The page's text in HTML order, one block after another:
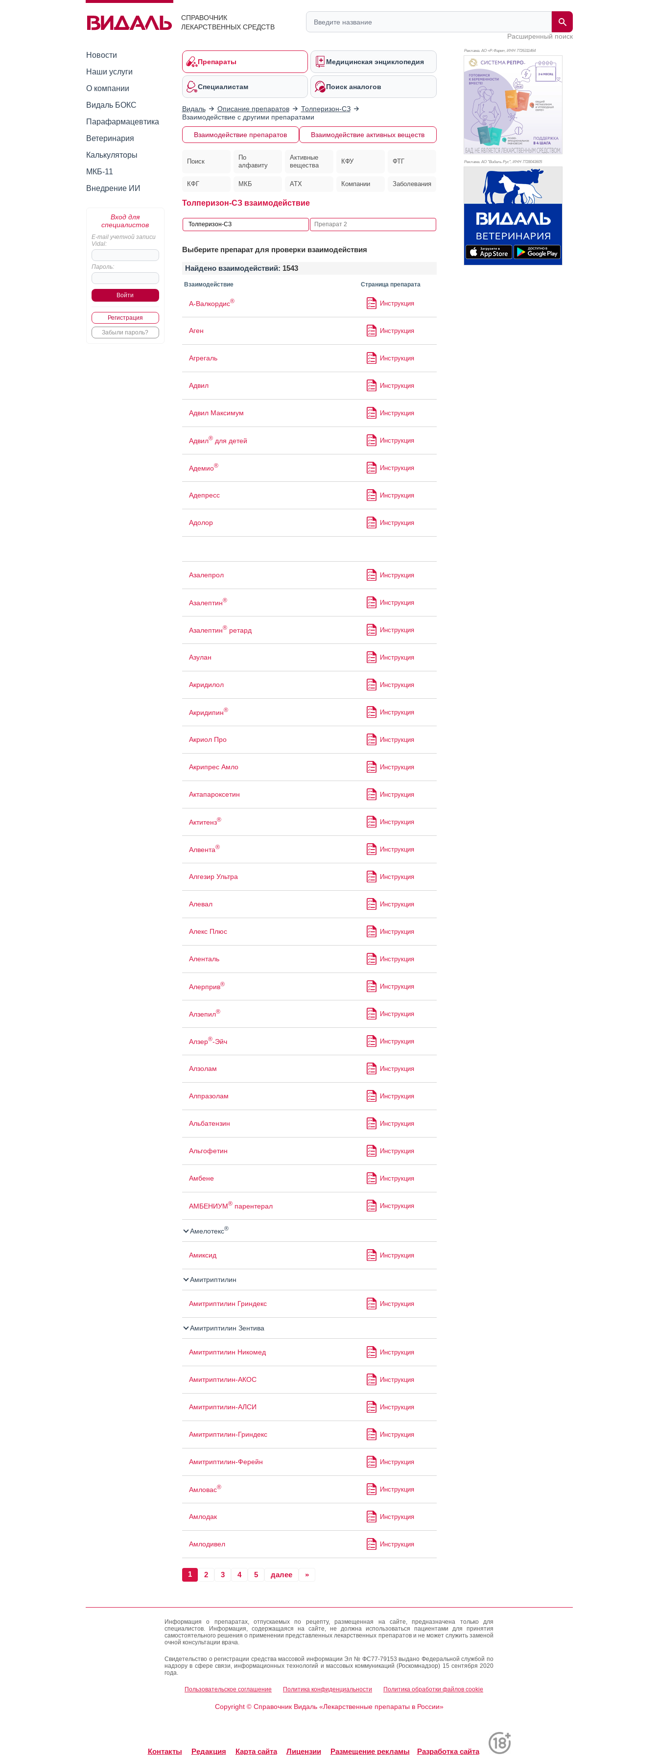
СПРАВОЧНИК
ЛЕКАРСТВЕННЫХ СРЕДСТВ
Расширенный поиск
Новости
Наши услуги
О компании
Видаль БОКС
Парафармацевтика
Ветеринария
Калькуляторы
МКБ-11
Внедрение ИИ
Вход для
специалистов
E-mail учетной записи
Vidal:
Пароль:
Регистрация
Забыли пароль?
Препараты Медицинская энциклопедия
Специалистам Поиск аналогов
Видаль Описание препаратов
Толперизон-СЗ
Взаимодействие с другими препаратами
Взаимодействие препаратов Взаимодействие активных веществ
Поиск
По
алфавиту
Активные
вещества
КФУ ФТГ
КФГ МКБ АТХ Компании Заболевания
Толперизон-СЗ взаимодействие
Выберите препарат для проверки взаимодействия
Найдено взаимодействий: 1543
Взаимодействие Страница препарата
А-Валкордис® Инструкция
Аген Инструкция
Агрегаль Инструкция
Адвил Инструкция
Адвил Максимум Инструкция
Адвил®для детей Инструкция
Адемио® Инструкция
Адепресс Инструкция
Адолор Инструкция
Азалепрол Инструкция
Азалептин® Инструкция
Азалептин®ретард Инструкция
Азулан Инструкция
Акридилол Инструкция
Акридипин® Инструкция
Акриол Про Инструкция
Акрипрес Амло Инструкция
Актапароксетин Инструкция
Актитенз® Инструкция
Алвента® Инструкция
Алгезир Ультра Инструкция
Алевал Инструкция
Алекс Плюс Инструкция
Аленталь Инструкция
Алерприв® Инструкция
Алзепил® Инструкция
Алзер®-Эйч Инструкция
Алзолам Инструкция
Алпразолам Инструкция
Альбатензин Инструкция
Альгофетин Инструкция
Амбене Инструкция
АМБЕНИУМ®парентерал Инструкция
Амелотекс®
Амиксид Инструкция
Амитриптилин
Амитриптилин Гриндекс Инструкция
Амитриптилин Зентива
Амитриптилин Никомед Инструкция
Амитриптилин-АКОС Инструкция
Амитриптилин-АЛСИ Инструкция
Амитриптилин-Гриндекс Инструкция
Амитриптилин-Ферейн Инструкция
Амловас® Инструкция
Амлодак Инструкция
Амлодивел Инструкция
1 2 3 4 5 далее »
Реклама. АО «Р-Фарм», ИНН 7726311464
Реклама. АО "Видаль Рус", ИНН 7728043605
Информация о препаратах, отпускаемых по рецепту, размещенная на сайте, предназначена только для
специалистов. Информация, содержащаяся на сайте, не должна использоваться пациентами для принятия
самостоятельного решения о применении представленных лекарственных препаратов и не может служить заменой
очной консультации врача.
Свидетельство о регистрации средства массовой информации Эл № ФС77-79153 выдано Федеральной службой по
надзору в сфере связи, информационных технологий и массовых коммуникаций (Роскомнадзор) 15 сентября 2020
года.
Пользовательское соглашение Политика конфиденциальности Политика обработки файлов cookie
Copyright ©Справочник Видаль «Лекарственные препараты в России»
Контакты Редакция Карта сайта Лицензии Размещение рекламы Разработка сайта